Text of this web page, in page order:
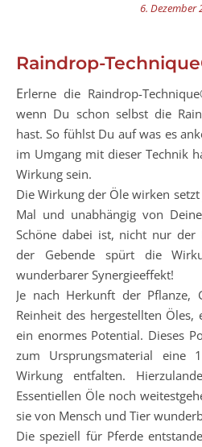
6. Dezember
Raindrop-
Erlerne die Raindrop-Technique® für Pferde am besten
wenn Du schon selbst die
hast. So fühlst Du auf was es
im Umgang mit dieser Technik
Wirkung sein.
Die Wirkung der Öle wirken
Mal und unabhängig von
Schöne dabei ist, nicht nur der
der Gebende spürt die
wunderbarer Synergieeffekt!
Je nach Herkunft der Pflanze,
Reinheit des hergestellten
ein enormes Potential. Dieses
zum Ursprungsmaterial eine
Wirkung entfalten.
Essentiellen Öle noch
sie von Mensch und Tier
Die speziell für Pferde